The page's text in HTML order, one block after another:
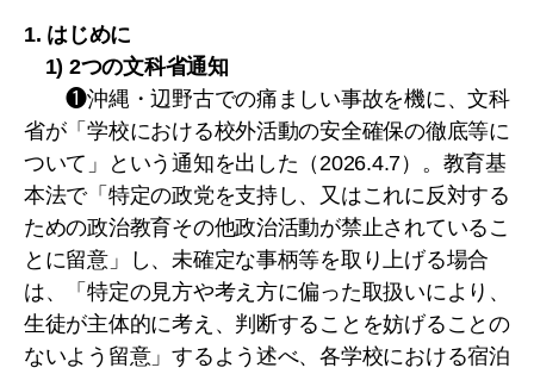
1. はじめに
1) 2つの文科省通知
❶沖縄・辺野古での痛ましい事故を機に、文科
省が「学校における校外活動の安全確保の徹底等に
ついて」という通知を出した（2026.4.7）。教育基
本法で「特定の政党を支持し、又はこれに反対する
ための政治教育その他政治活動が禁止されているこ
とに留意」し、未確定な事柄等を取り上げる場合
は、「特定の見方や考え方に偏った取扱いにより、
生徒が主体的に考え、判断することを妨げることの
ないよう留意」するよう述べ、各学校における宿泊